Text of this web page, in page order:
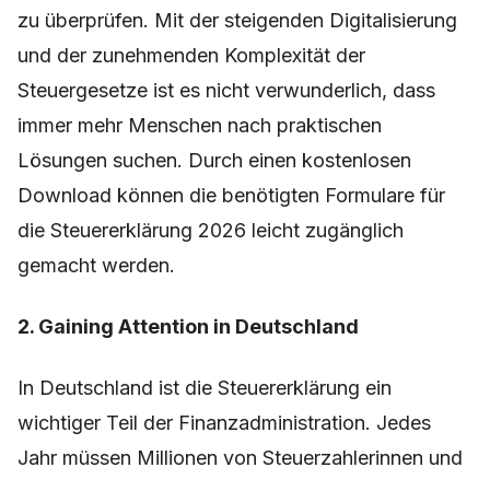
zu überprüfen. Mit der steigenden Digitalisierung
und der zunehmenden Komplexität der
Steuergesetze ist es nicht verwunderlich, dass
immer mehr Menschen nach praktischen
Lösungen suchen. Durch einen kostenlosen
Download können die benötigten Formulare für
die Steuererklärung 2026 leicht zugänglich
gemacht werden.
2. Gaining Attention in Deutschland
In Deutschland ist die Steuererklärung ein
wichtiger Teil der Finanzadministration. Jedes
Jahr müssen Millionen von Steuerzahlerinnen und